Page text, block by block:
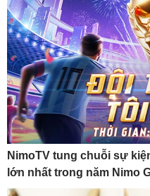
NimoTV tung chuỗi sự
lớn nhất trong năm Nimo